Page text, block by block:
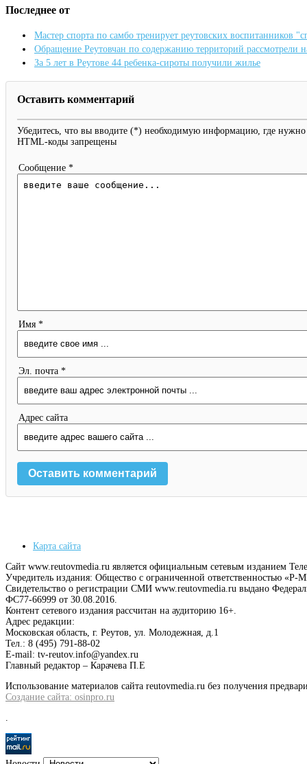
Последнее от
Мастер спорта по самбо тренирует реутовских воспитанников
Обращение Реутовчан по содержанию территорий рассмотрели
За 5 лет в Реутове 44 ребенка-сироты получили жилье
Оставить комментарий
Убедитесь, что вы вводите (*) необходимую информацию, где нужно
HTML-коды запрещены
Сообщение *
Имя *
Эл. почта *
Адрес сайта
Карта сайта
Сайт www.reutovmedia.ru является официальным сетевым изданием
Учредитель издания: Общество с ограниченной ответственностью
Свидетельство о регистрации СМИ www.reutovmedia.ru выдано
ФС77-66999 от 30.08.2016.
Контент сетевого издания рассчитан на аудиторию 16+.
Адрес редакции:
Московская область, г. Реутов, ул. Молодежная, д.1
Тел.: 8 (495) 791-88-02
E-mail: tv-reutov.info@yandex.ru
Главный редактор – Карачева П.Е
Использование материалов сайта reutovmedia.ru без получения
Создание сайта: osinpro.ru